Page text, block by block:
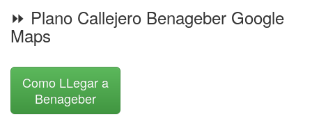
⏩ Plano Callejero Benageber Google
Maps
Como LLegar a
Benageber